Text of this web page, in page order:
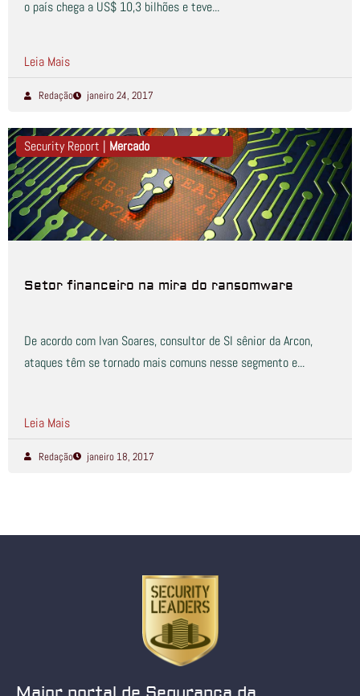
o país chega a US$ 10,3 bilhões e teve...
Leia Mais
Redação janeiro 24, 2017
Security Report | Mercado
Setor financeiro na mira do ransomware
De acordo com Ivan Soares, consultor de SI sênior da Arcon,
ataques têm se tornado mais comuns nesse segmento e...
Leia Mais
Redação janeiro 18, 2017